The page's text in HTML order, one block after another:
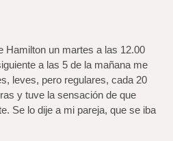
Hamilton un martes a las 12.00
a las 5 de la mañana me
leves, pero regulares, cada 20
y tuve la sensación de que
Se lo dije a mi pareja, que se iba